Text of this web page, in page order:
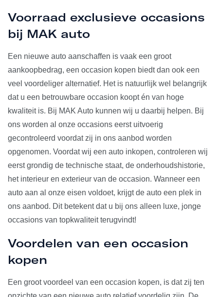
Voorraad exclusieve occasions
bij MAK auto
Een nieuwe auto aanschaffen is vaak een groot
aankoopbedrag, een occasion kopen biedt dan ook een
veel voordeliger alternatief. Het is natuurlijk wel belangrijk
dat u een betrouwbare occasion koopt én van hoge
kwaliteit is. Bij MAK Auto kunnen wij u daarbij helpen. Bij
ons worden al onze occasions eerst uitvoerig
gecontroleerd voordat zij in ons aanbod worden
opgenomen. Voordat wij een auto inkopen, controleren wij
eerst grondig de technische staat, de onderhoudshistorie,
het interieur en exterieur van de occasion. Wanneer een
auto aan al onze eisen voldoet, krijgt de auto een plek in
ons aanbod. Dit betekent dat u bij ons alleen luxe, jonge
occasions van topkwaliteit terugvindt!
Voordelen van een occasion
kopen
Een groot voordeel van een occasion kopen, is dat zij ten